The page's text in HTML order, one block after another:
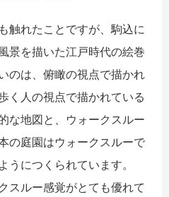
触れたことですが、駒込に
景を描いた江戸時代の絵巻
のは、俯瞰の視点で描かれ
く人の視点で描かれている
な地図と、ウォークスルー
の庭園はウォークスルーで
うにつくられています。
スルー感覚がとても優れて